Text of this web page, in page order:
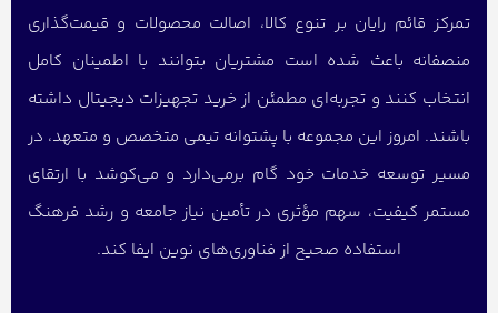
تمرکز قائم رایان بر تنوع کالا، اصالت محصولات و قیمت‌گذاری
منصفانه باعث شده است مشتریان بتوانند با اطمینان کامل
انتخاب کنند و تجربه‌ای مطمئن از خرید تجهیزات دیجیتال داشته
باشند. امروز این مجموعه با پشتوانه تیمی متخصص و متعهد، در
مسیر توسعه خدمات خود گام برمی‌دارد و می‌کوشد با ارتقای
مستمر کیفیت، سهم مؤثری در تأمین نیاز جامعه و رشد فرهنگ
استفاده صحیح از فناوری‌های نوین ایفا کند.